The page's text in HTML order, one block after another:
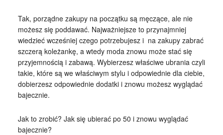
Tak, porządne zakupy na początku są męczące, ale nie
możesz się poddawać. Najważniejsze to przynajmniej
wiedzieć wcześniej czego potrzebujesz i na zakupy zabrać
szczerą koleżankę, a wtedy moda znowu może stać się
przyjemnością i zabawą. Wybierzesz właściwe ubrania czyli
takie, które są we właściwym stylu i odpowiednie dla ciebie,
dobierzesz odpowiednie dodatki i znowu możesz wyglądać
bajecznie.
Jak to zrobić? Jak się ubierać po 50 i znowu wyglądać
bajecznie?